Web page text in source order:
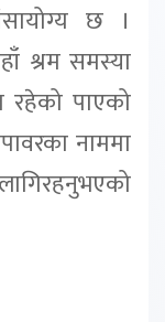
छ ।
श्रम समस्या
रहेको पाएको
नाममा